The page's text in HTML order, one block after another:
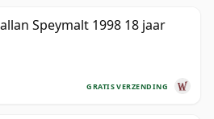
Speymalt 1998 18 jaar
GRATIS VERZENDING